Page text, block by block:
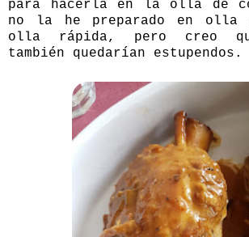
para hacerla en la olla de
no la he preparado en olla
olla rápida, pero creo
también quedarían estupendos.